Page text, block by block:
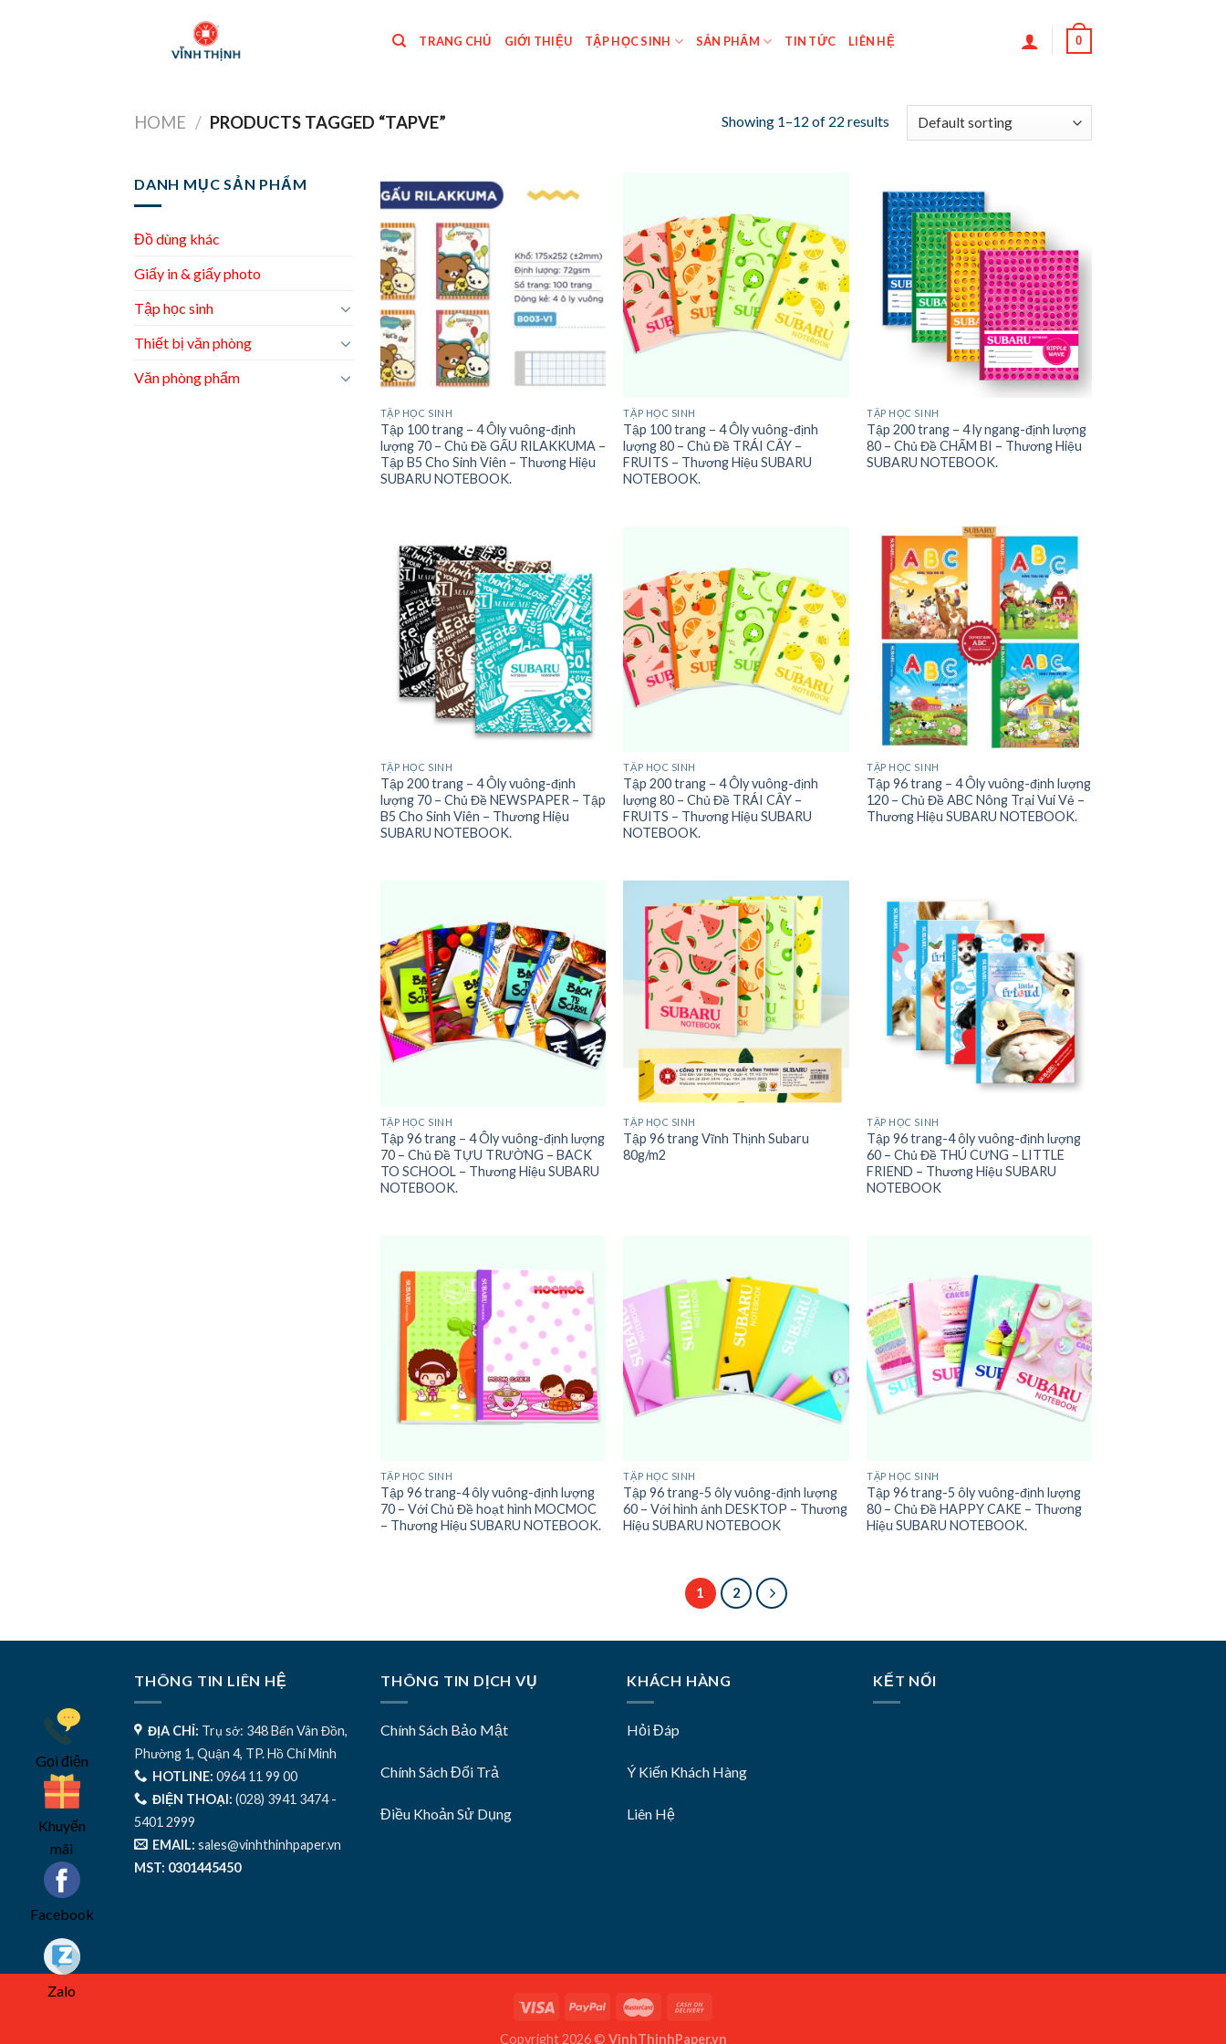
TRANG CHỦ GIỚI THIỆU TẬP HỌC SINH SẢN PHẨM TIN TỨC LIÊN HỆ 0
HOME / PRODUCTS TAGGED “TAPVE” Showing 1–12 of 22 results
DANH MỤC SẢN PHẨM
Đồ dùng khác
Giấy in & giấy photo
Tập học sinh
Thiết bị văn phòng
Văn phòng phẩm
TẬP HỌC SINH
Tập 100 trang – 4 Ôly vuông-định
lượng 70 – Chủ Đề GẤU RILAKKUMA –
Tập B5 Cho Sinh Viên – Thương Hiệu
SUBARU NOTEBOOK.
TẬP HỌC SINH
Tập 100 trang – 4 Ôly vuông-định
lượng 80 – Chủ Đề TRÁI CÂY –
FRUITS – Thương Hiệu SUBARU
NOTEBOOK.
TẬP HỌC SINH
Tập 200 trang – 4 ly ngang-định lượng
80 – Chủ Đề CHẤM BI – Thương Hiệu
SUBARU NOTEBOOK.
TẬP HỌC SINH
Tập 200 trang – 4 Ôly vuông-định
lượng 70 – Chủ Đề NEWSPAPER – Tập
B5 Cho Sinh Viên – Thương Hiệu
SUBARU NOTEBOOK.
TẬP HỌC SINH
Tập 200 trang – 4 Ôly vuông-định
lượng 80 – Chủ Đề TRÁI CÂY –
FRUITS – Thương Hiệu SUBARU
NOTEBOOK.
TẬP HỌC SINH
Tập 96 trang – 4 Ôly vuông-định lượng
120 – Chủ Đề ABC Nông Trại Vui Vẻ –
Thương Hiệu SUBARU NOTEBOOK.
TẬP HỌC SINH
Tập 96 trang – 4 Ôly vuông-định lượng
70 – Chủ Đề TỰU TRƯỜNG – BACK
TO SCHOOL – Thương Hiệu SUBARU
NOTEBOOK.
TẬP HỌC SINH
Tập 96 trang Vĩnh Thịnh Subaru
80g/m2
TẬP HỌC SINH
Tập 96 trang-4 ôly vuông-định lượng
60 – Chủ Đề THÚ CƯNG – LITTLE
FRIEND – Thương Hiệu SUBARU
NOTEBOOK
TẬP HỌC SINH
Tập 96 trang-4 ôly vuông-định lượng
70 – Với Chủ Đề hoạt hình MOCMOC
– Thương Hiệu SUBARU NOTEBOOK.
TẬP HỌC SINH
Tập 96 trang-5 ôly vuông-định lượng
60 – Với hình ảnh DESKTOP – Thương
Hiệu SUBARU NOTEBOOK
TẬP HỌC SINH
Tập 96 trang-5 ôly vuông-định lượng
80 – Chủ Đề HAPPY CAKE – Thương
Hiệu SUBARU NOTEBOOK.
1 2
THÔNG TIN LIÊN HỆ
ĐỊA CHỈ: Trụ sở: 348 Bến Vân Đồn,
Phường 1, Quận 4, TP. Hồ Chí Minh
HOTLINE: 0964 11 99 00
ĐIỆN THOẠI: (028) 3941 3474 -
5401 2999
EMAIL: sales@vinhthinhpaper.vn
MST: 0301445450
THÔNG TIN DỊCH VỤ
Chính Sách Bảo Mật
Chính Sách Đổi Trả
Điều Khoản Sử Dụng
KHÁCH HÀNG
Hỏi Đáp
Ý Kiến Khách Hàng
Liên Hệ
KẾT NỐI
Copyright 2026 © VinhThinhPaper.vn
Gọi điện
Khuyến
mãi
Facebook
Zalo